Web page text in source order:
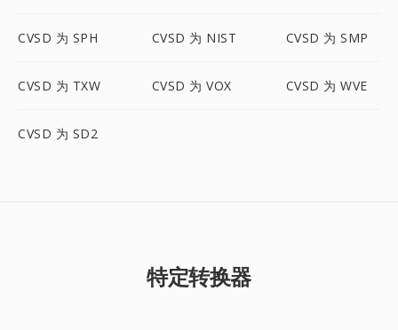
CVSD 为 SPH CVSD 为 NIST CVSD 为 SMP
CVSD 为 TXW CVSD 为 VOX CVSD 为 WVE
CVSD 为 SD2
特定转换器